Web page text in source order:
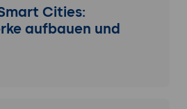
Cities:
aufbauen und